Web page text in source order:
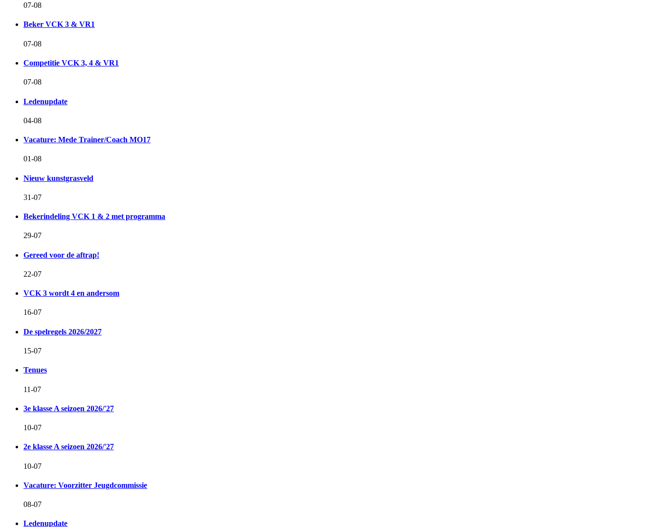
07-08
Beker VCK 3 & VR1
07-08
Competitie VCK 3, 4 & VR1
07-08
Ledenupdate
04-08
Vacature: Mede Trainer/Coach MO17
01-08
Nieuw kunstgrasveld
31-07
Bekerindeling VCK 1 & 2 met programma
29-07
Gereed voor de aftrap!
22-07
VCK 3 wordt 4 en andersom
16-07
De spelregels 2026/2027
15-07
Tenues
11-07
3e klasse A seizoen 2026/'27
10-07
2e klasse A seizoen 2026/'27
10-07
Vacature: Voorzitter Jeugdcommissie
08-07
Ledenupdate